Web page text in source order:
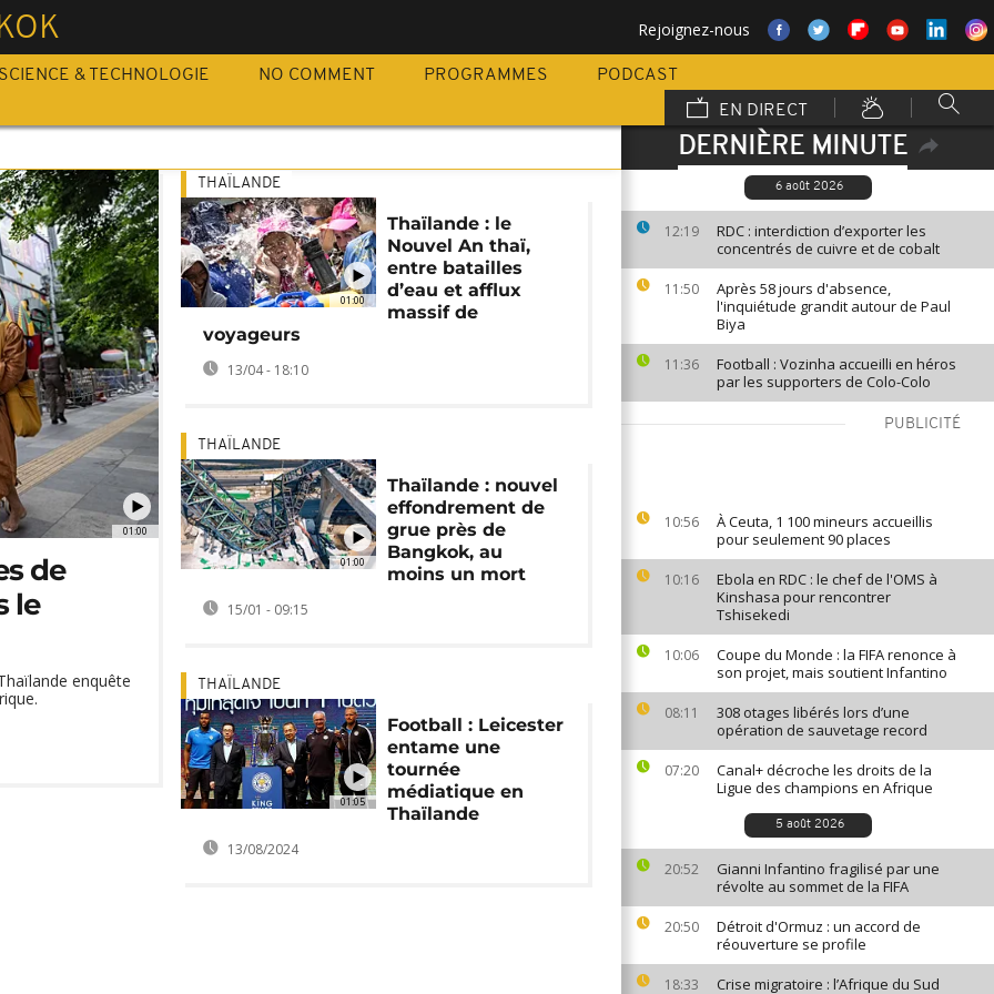
Rejoignez-nous
SCIENCE & TECHNOLOGIE NO COMMENT PROGRAMMES
PODCAST
EN DIRECT
DERNIÈRE MINUTE
6 août 2026
12:19
RDC : interdiction d’exporter les
concentrés de cuivre et de cobalt
11:50
Après 58 jours d'absence,
l'inquiétude grandit autour de Paul
Biya
11:36
Football : Vozinha accueilli en héros
par les supporters de Colo-Colo
PUBLICITÉ
10:56
À Ceuta, 1 100 mineurs accueillis
pour seulement 90 places
10:16
Ebola en RDC : le chef de l'OMS à
Kinshasa pour rencontrer
Tshisekedi
10:06
Coupe du Monde : la FIFA renonce à
son projet, mais soutient Infantino
08:11
308 otages libérés lors d’une
opération de sauvetage record
07:20
Canal+ décroche les droits de la
Ligue des champions en Afrique
5 août 2026
20:52
Gianni Infantino fragilisé par une
révolte au sommet de la FIFA
20:50
Détroit d'Ormuz : un accord de
réouverture se profile
18:33
Crise migratoire : l’Afrique du Sud
01:00
de
le
enquête
01:00
THAÏLANDE
Thaïlande : le
Nouvel An thaï,
entre batailles
d’eau et afflux
massif de
voyageurs
13/04 - 18:10
01:00
THAÏLANDE
Thaïlande : nouvel
effondrement de
grue près de
Bangkok, au
moins un mort
15/01 - 09:15
01:05
THAÏLANDE
Football : Leicester
entame une
tournée
médiatique en
Thaïlande
13/08/2024